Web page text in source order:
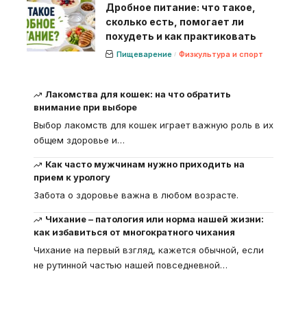
Дробное питание: что такое,
сколько есть, помогает ли
похудеть и как практиковать
Пищеварение Физкультура и спорт
Лакомства для кошек: на что обратить
внимание при выборе
Выбор лакомств для кошек играет важную роль в их
общем здоровье и…
Как часто мужчинам нужно приходить на
прием к урологу
Забота о здоровье важна в любом возрасте.
Чихание – патология или норма нашей жизни:
как избавиться от многократного чихания
Чихание на первый взгляд, кажется обычной, если
не рутинной частью нашей повседневной…